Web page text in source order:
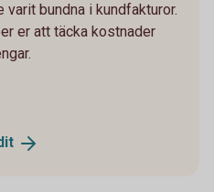
bundna i kundfakturor.
er att täcka kostnader